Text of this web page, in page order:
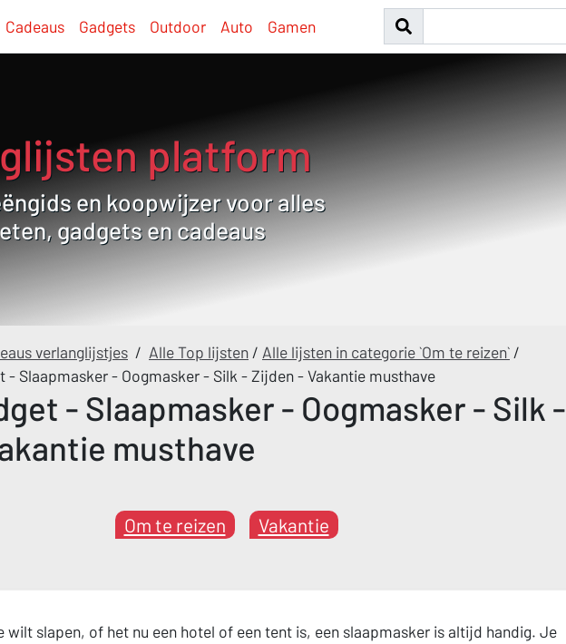
Cadeaus Gadgets Outdoor Auto Gamen
platform
en koopwijzer voor alles
gadgets en cadeaus
verlanglijstjes / Alle Top lijsten / Alle lijsten in categorie `Om te reizen` /
- Slaapmasker - Oogmasker - Silk - Zijden - Vakantie musthave
- Slaapmasker - Oogmasker - Silk -
musthave
Om te reizen Vakantie
wilt slapen, of het nu een hotel of een tent is, een slaapmasker is altijd handig. Je